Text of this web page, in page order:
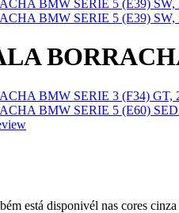
está disponivél nas cores cinza